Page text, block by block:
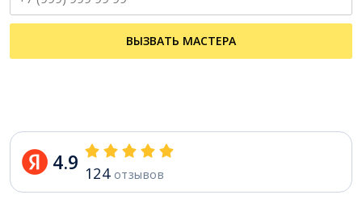
ВЫЗВАТЬ МАСТЕРА
4.9 124отзывов